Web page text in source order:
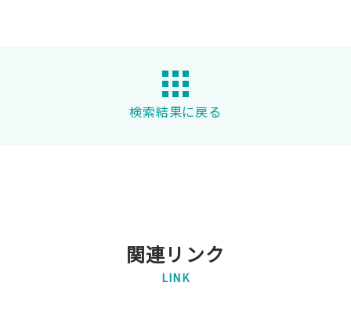
検索結果に戻る
関連リンク
LINK